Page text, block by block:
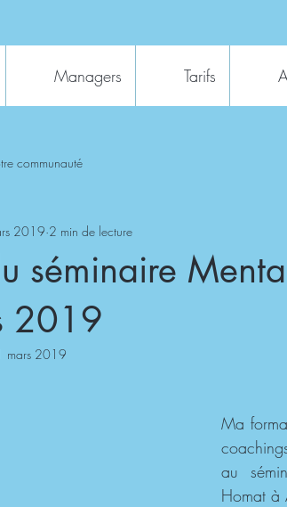
Managers Tarifs
communauté
séminaire
2019
2019 2 min de lecture
mars 2019
Ma
au
Homat à